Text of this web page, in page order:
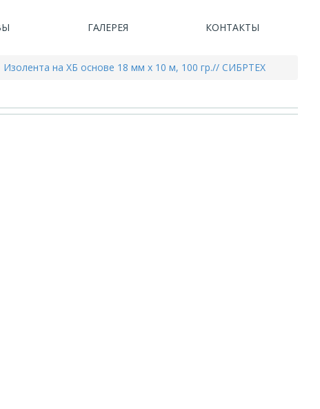
ГАЛЕРЕЯ КОНТАКТЫ
Изолента на ХБ основе 18 мм х 10 м, 100 гр.// СИБРТЕХ